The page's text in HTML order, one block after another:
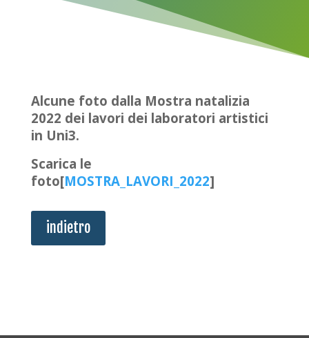
Alcune foto dalla Mostra natalizia
2022 dei lavori dei laboratori artistici
in Uni3.
Scarica le
foto[MOSTRA_LAVORI_2022]
indietro